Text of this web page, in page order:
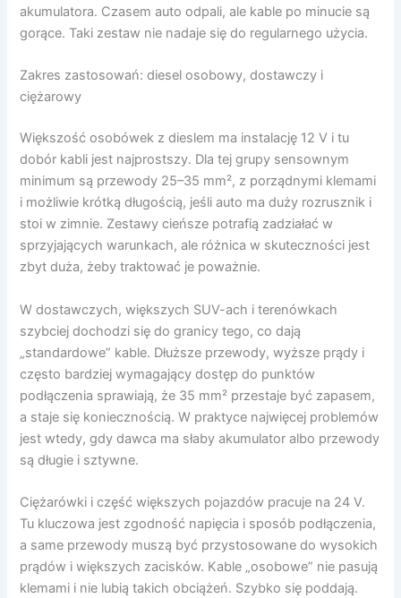
akumulatora. Czasem auto odpali, ale kable po minucie są
gorące. Taki zestaw nie nadaje się do regularnego użycia.
Zakres zastosowań: diesel osobowy, dostawczy i
ciężarowy
Większość osobówek z dieslem ma instalację 12 V i tu
dobór kabli jest najprostszy. Dla tej grupy sensownym
minimum są przewody 25–35 mm², z porządnymi klemami
i możliwie krótką długością, jeśli auto ma duży rozrusznik i
stoi w zimnie. Zestawy cieńsze potrafią zadziałać w
sprzyjających warunkach, ale różnica w skuteczności jest
zbyt duża, żeby traktować je poważnie.
W dostawczych, większych SUV-ach i terenówkach
szybciej dochodzi się do granicy tego, co dają
„standardowe” kable. Dłuższe przewody, wyższe prądy i
często bardziej wymagający dostęp do punktów
podłączenia sprawiają, że 35 mm² przestaje być zapasem,
a staje się koniecznością. W praktyce najwięcej problemów
jest wtedy, gdy dawca ma słaby akumulator albo przewody
są długie i sztywne.
Ciężarówki i część większych pojazdów pracuje na 24 V.
Tu kluczowa jest zgodność napięcia i sposób podłączenia,
a same przewody muszą być przystosowane do wysokich
prądów i większych zacisków. Kable „osobowe” nie pasują
klemami i nie lubią takich obciążeń. Szybko się poddają.